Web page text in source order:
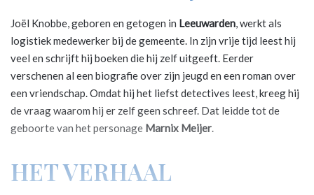
Joël Knobbe, geboren en getogen in Leeuwarden, werkt als
logistiek medewerker bij de gemeente. In zijn vrije tijd leest hij
veel en schrijft hij boeken die hij zelf uitgeeft. Eerder
verschenen al een biografie over zijn jeugd en een roman over
een vriendschap. Omdat hij het liefst detectives leest, kreeg hij
de vraag waarom hij er zelf geen schreef. Dat leidde tot de
geboorte van het personage Marnix Meijer.
HET VERHAAL